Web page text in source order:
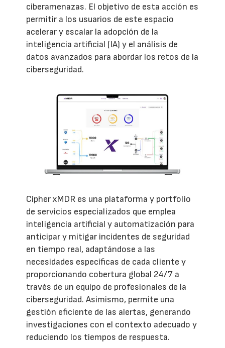
ciberamenazas. El objetivo de esta acción es
permitir a los usuarios de este espacio
acelerar y escalar la adopción de la
inteligencia artificial (IA) y el análisis de
datos avanzados para abordar los retos de la
ciberseguridad.
Cipher xMDR es una plataforma y portfolio
de servicios especializados que emplea
inteligencia artificial y automatización para
anticipar y mitigar incidentes de seguridad
en tiempo real, adaptándose a las
necesidades específicas de cada cliente y
proporcionando cobertura global 24/7 a
través de un equipo de profesionales de la
ciberseguridad. Asimismo, permite una
gestión eficiente de las alertas, generando
investigaciones con el contexto adecuado y
reduciendo los tiempos de respuesta.